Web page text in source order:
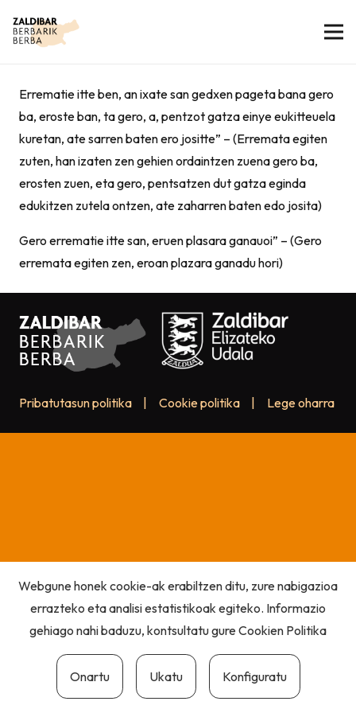
Errematie itte ben, an ixate san gedxen pageta bana gero
ba, eroste ban, ta gero, a, pentzot gatza einye eukitteuela
kuretan, ate sarren baten ero jositte” – (Erremata egiten
zuten, han izaten zen gehien ordaintzen zuena gero ba,
erosten zuen, eta gero, pentsatzen dut gatza eginda
edukitzen zutela ontzen, ate zaharren baten edo josita)
Gero errematie itte san, eruen plasara ganauoi” – (Gero
erremata egiten zen, eroan plazara ganadu hori)
Pribatutasun politika Cookie politika Lege oharra
Webgune honek cookie-ak erabiltzen ditu, zure nabigazioa
errazteko eta analisi estatistikoak egiteko. Informazio
gehiago nahi baduzu, kontsultatu gureCookien Politika
Onartu Ukatu Konfiguratu